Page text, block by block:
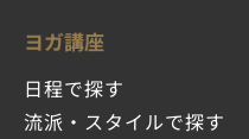
ヨガ講座
日程で探す
流派・スタイルで探す